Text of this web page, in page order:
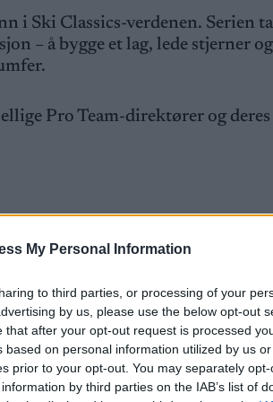
My Personal Information
to third parties, or processing of your
by us, please use the below opt-out
after your opt-out request is processed
on personal information utilized by us
prior to your opt-out. You may separately
by third parties on the IAB’s list of
i Ski Classics-verdenen. Serien
– å bygge et lag, lede stjerner og
Pro Team-direktører og
vinnerne Anikken Gjerde
på høyeste nivå virkelig kan